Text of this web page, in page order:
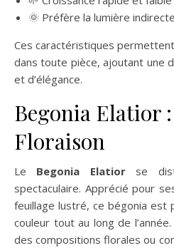
🌞 Préfère la lumière
Ces caractéristiques
dans toute pièce, ajoutant une
et d’élégance.
Begonia Elatior
Floraison
Le Begonia Elatiorse
spectaculaire. Apprécié pour
feuillage lustré, ce bégonia
couleur tout au long de
des compositions florales ou